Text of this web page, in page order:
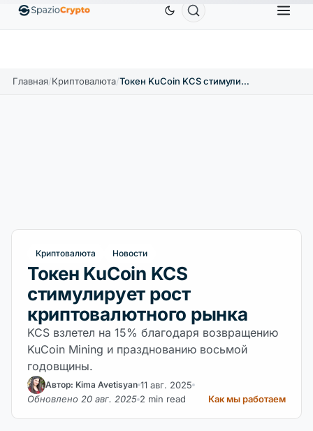
EthereumETH1 880,58 $ TetherUSDT 0,9991 $ BNB
Главная/Криптовалюта/ Токен KuCoin KCS стимулирует рост криптовалютного рынка
Криптовалюта Новости
Токен KuCoin KCS
стимулирует рост
криптовалютного рынка
KCS взлетел на 15% благодаря возвращению
KuCoin Mining и празднованию восьмой
годовщины.
Автор: Kima Avetisyan 11 авг. 2025
Обновлено 20 авг. 2025 2 min read Как мы работаем